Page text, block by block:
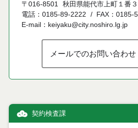
〒016-8501 秋田県能代市上町１番
電話：0185-89-2222
FAX：0185-
E-mail：keiyaku@city.noshiro.lg.jp
メールでのお問い合わせ
契約検査課